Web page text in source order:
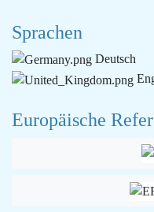
Sprachen
Deutsch
Europäische